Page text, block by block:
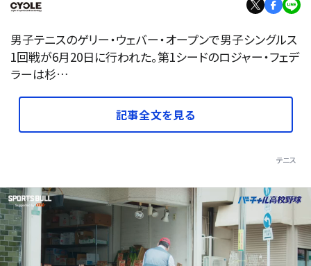
男子テニスのゲリー・ウェバー・オープンで男子シングルス
1回戦が6月20日に行われた。第1シードのロジャー・フェデ
ラーは杉…
記事全文を見る
テニス